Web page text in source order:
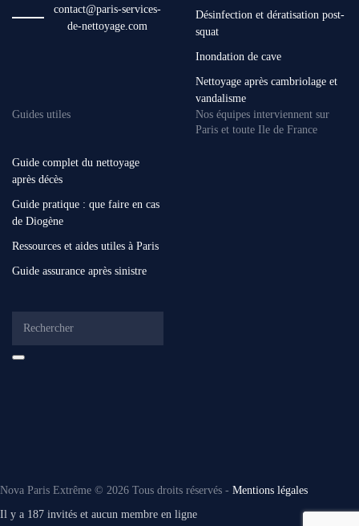
contact@paris-services-
de-nettoyage.com
Désinfection et dératisation post-
squat
Inondation de cave
Nettoyage après cambriolage et
vandalisme
Guides utiles
Guide complet du nettoyage
après décès
Guide pratique : que faire en cas
de Diogène
Ressources et aides utiles à Paris
Guide assurance après sinistre
Nos équipes interviennent sur
Paris et toute Ile de France
Nova Paris Extrême © 2026 Tous droits réservés - Mentions légales
Il y a 187 invités et aucun membre en ligne